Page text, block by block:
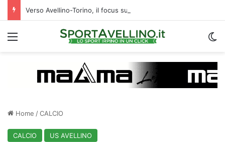
Verso Avellino-Torino, il focus sulla formazione granata
Menu
Home /CALCIO
CALCIO US AVELLINO